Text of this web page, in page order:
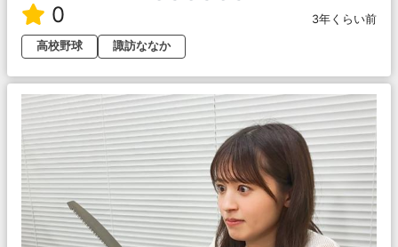
0
3年くらい前
高校野球
諏訪ななか